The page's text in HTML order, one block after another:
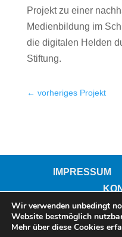
Projekt zu einer
Medienbildung im
die digitalen Helden
Stiftung.
← vorheriges Projekt
IMPRESSUM
Wir verwenden unbedingt
Website bestmöglich
Mehr über diese Cookies